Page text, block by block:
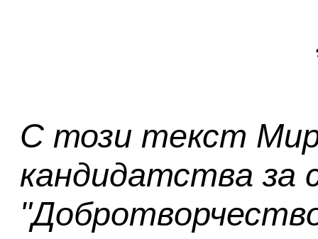
С този текст
кандидатства за